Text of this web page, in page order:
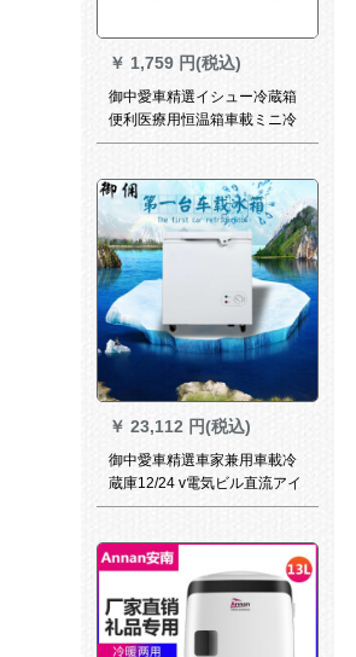
￥ 1,759 円(税込)
御中愛車精選イシュー冷蔵箱
便利医療用恒温箱車載ミニ冷
蔵庫薬品アイリスボックス冷
ートコートコートコートコー
ト（2パック8氷袋2青氷袋2青
氷）
￥ 23,112 円(税込)
御中愛車精選車家兼用車載冷
蔵庫12/24 v電気ビル直流アイ
スボツ室車圧缩機冷凍庫太陽
76*52*83 CM